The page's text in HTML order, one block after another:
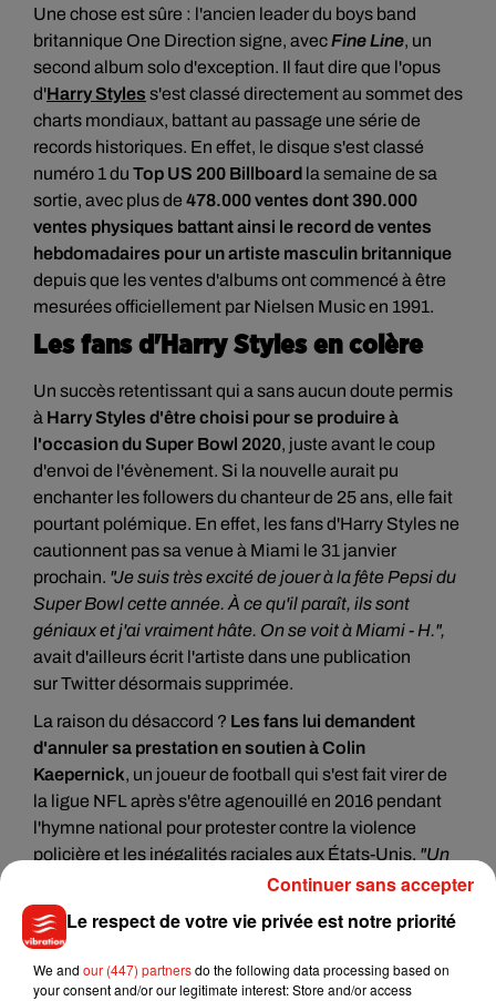
Une chose est sûre : l'ancien leader du boys band
britannique One Direction signe, avecFine Line, un
second album solo d'exception. Il faut dire que l'opus
d'Harry Styles s'est classé directement au sommet des
charts mondiaux, battant au passage une série de
records historiques. En effet, le disque s'est classé
numéro 1 du Top US 200 Billboard la semaine de sa
sortie, avec plus de 478.000 ventes dont 390.000
ventes physiques battant ainsi le record de ventes
hebdomadaires pour un artiste masculin britannique
depuis que les ventes d'albums ont commencé à être
mesurées officiellement par Nielsen Music en 1991.
Les fans d'Harry Styles en colère
Un succès retentissant qui a sans aucun doute permis
à Harry Styles d'être choisi pour se produire à
l'occasion du Super Bowl 2020, juste avant le coup
d'envoi de l'évènement. Si la nouvelle aurait pu
enchanter les followers du chanteur de 25 ans, elle fait
pourtant polémique. En effet, les fans d'Harry Styles ne
cautionnent passa venue à Miami le 31 janvier
prochain. "Je suis très excité de jouer à la fête Pepsi du
Super Bowl cette année. À ce qu'il paraît, ils sont
géniaux et j'ai vraiment hâte. On se voit à Miami - H.",
avait d'ailleursécrit l'artiste dans une publication
surTwitterdésormais supprimée.
La raison du désaccord ? Les fans lui demandent
d'annuler sa prestation en soutien à Colin
Kaepernick, un joueur de football qui s'est fait virer de
la ligue NFL après s'être agenouillé en 2016 pendant
l'hymne national pour protester contre la violence
policière et les inégalités raciales aux États-Unis. "Un
autocollant sur ta guitare ne suffit pas",a alors écrit une
internaute déçue tandis qu'une autre lui demande de
soutenir cette cause importante.
Harry, this sticker isn't doing enough. Say something. Do
Le respect de votre vie privée est notre priorité
We and our (447) partnersdo the following data processing based on
your consent and/or our legitimate interest: Store and/or access
Continuer sans accepter